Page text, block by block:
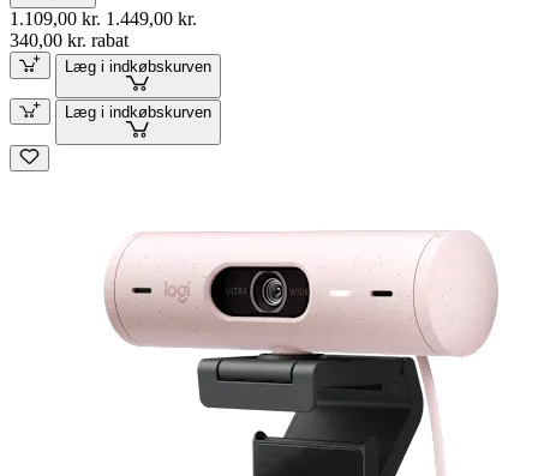
1.109,00 kr. 1.449,00 kr.
340,00 kr. rabat
Læg i indkøbskurven
Læg i indkøbskurven